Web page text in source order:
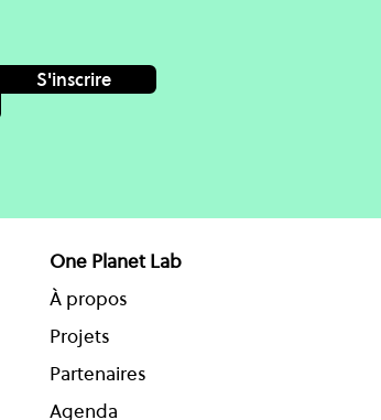
S'inscrire
One Planet Lab
À propos
Projets
Partenaires
Agenda